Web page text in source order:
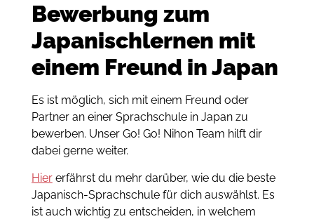
Bewerbung zum
Japanischlernen mit
einem Freund in Japan
Es ist möglich, sich mit einem Freund oder
Partner an einer Sprachschule in Japan zu
bewerben. Unser Go! Go! Nihon Team hilft dir
dabei gerne weiter.
Hiererfährst du mehr darüber, wie du die beste
Japanisch-Sprachschule für dich auswählst. Es
ist auch wichtig zu entscheiden, in welchem ​​​​